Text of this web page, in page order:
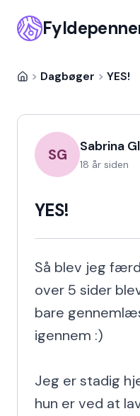
> Dagbøger > YES!
SG Sabrina
18 år siden
YES!
Så blev jeg
over 5 sider
bare
igennem :)
Jeg er stadig
hun er ved at